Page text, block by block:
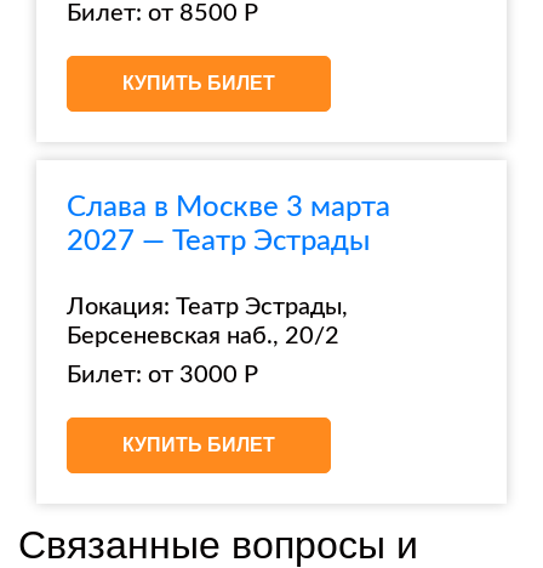
Билет: от 8500 Р
КУПИТЬ БИЛЕТ
Слава в Москве 3 марта
2027 — Театр Эстрады
Локация: Театр Эстрады,
Берсеневская наб., 20/2
Билет: от 3000 Р
КУПИТЬ БИЛЕТ
Связанные вопросы и